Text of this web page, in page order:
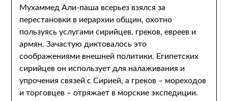
Мухаммед Али-паша всерьез взялся за
перестановки в иерархии общин, охотно
пользуясь услугами сирийцев, греков, евреев и
армян. Зачастую диктовалось это
соображениями внешней политики. Египетских
сирийцев он использует для налаживания и
упрочения связей с Сирией, а греков – мореходов
и торговцев – отряжает в морские экспедиции.